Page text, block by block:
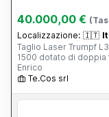
40.000,00 €
Localizzazione: 🇮🇹
Taglio Laser Trumpf L3030 L20 co2
1500 dotato di
Enrico
Te.Cos srl